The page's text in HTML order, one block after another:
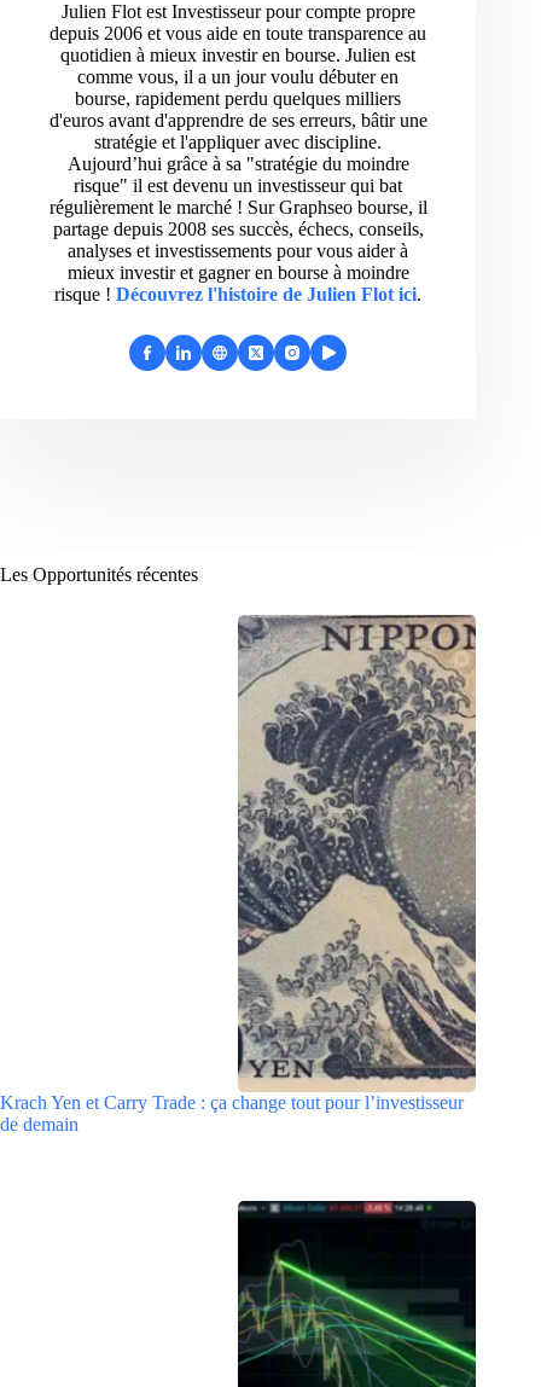
Julien Flot est Investisseur pour compte propre
depuis 2006 et vous aide en toute transparence au
quotidien à mieux investir en bourse. Julien est
comme vous, il a un jour voulu débuter en
bourse, rapidement perdu quelques milliers
d'euros avant d'apprendre de ses erreurs, bâtir une
stratégie et l'appliquer avec discipline.
Aujourd’hui grâce à sa "stratégie du moindre
risque" il est devenu un investisseur qui bat
régulièrement le marché ! Sur Graphseo bourse, il
partage depuis 2008 ses succès, échecs, conseils,
analyses et investissements pour vous aider à
mieux investir et gagner en bourse à moindre
risque ! Découvrez l'histoire de Julien Flot ici.
Les Opportunités récentes
Krach Yen et Carry Trade : ça change tout pour l’investisseur
de demain